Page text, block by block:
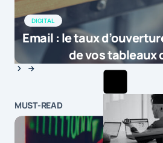
DIGITAL
Email : le taux
de vos tableaux
MUST-READ